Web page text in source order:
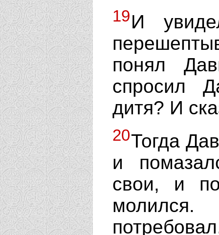
19И
понял
спросил
дитя? И
20Тогда
и
свои, и
молился.